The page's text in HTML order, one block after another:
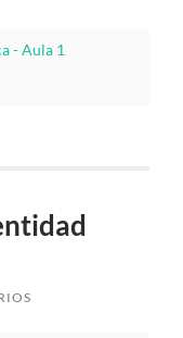
- Aula 1